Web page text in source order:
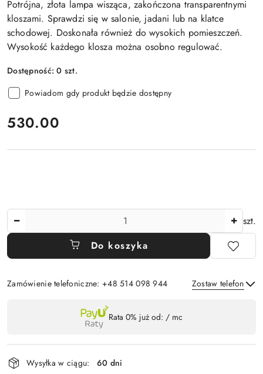
Potrójna, złota lampa wisząca, zakończona transparentnymi
kloszami. Sprawdzi się w salonie, jadani lub na klatce
schodowej. Doskonała również do wysokich pomieszczeń.
Wysokość każdego klosza można osobno regulować.
Dostępność:0 szt.
Powiadom gdy produkt będzie dostępny
cena:
530.00
szt.
Do koszyka
Zamówienie telefoniczne: +48 514 098 944 Zostaw telefon
płatność
i
Rata 0% już od: / mc
Wysyłka w ciągu:
60 dni